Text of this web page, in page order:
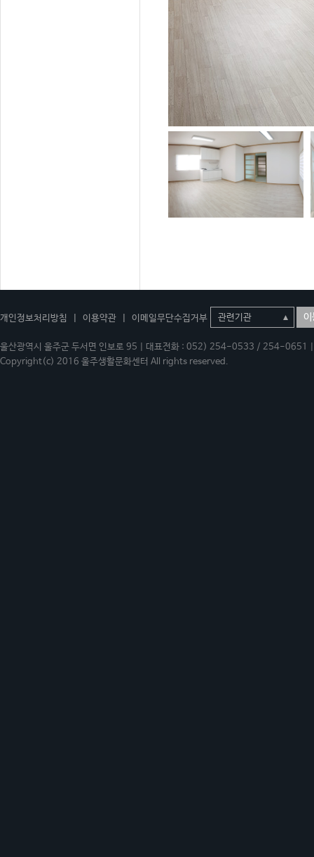
개인정보처리방침 이용약관 이메일무단수집거부 이
울산광역시 울주군 두서면 인보로 95 | 대표전화 : 052) 254-0533 / 254-
Copyright(c) 2016 울주생활문화센터 All rights reserved.